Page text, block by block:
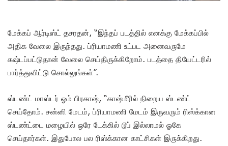
மேக்கப் ஆர்டிஸ்ட் தசரதன், “இந்தப் படத்தில் எனக்கு மேக்கப்பில்
அதிக வேலை இருந்தது. ப்ரியாமணி உட்பட அனைவருமே
கஷ்டப்பட்டுதான் வேலை செய்திருக்கிறோம். படத்தை தியேட்டரில்
பார்த்துவிட்டு சொல்லுங்கள்”.
ஸ்டண்ட் மாஸ்டர் ஓம் பிரகாஷ், “காஷ்மீரில் நிறைய ஸ்டண்ட்
செய்தோம். சன்னி மேடம், ப்ரியாமணி மேடம் இருவரும் ரிஸ்க்கான
ஸ்டண்ட்டை மழையில் ஒரே டேக்கில் டூப் இல்லாமல் ஓகே
செய்தார்கள். இதுபோல பல ரிஸ்க்கான காட்சிகள் இருக்கிறது.